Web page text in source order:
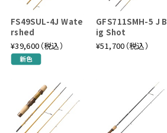
FS49SUL-4J Wate
rshed
¥39,600（税込）
GFS711SMH-5 J B
ig Shot
¥51,700（税込）